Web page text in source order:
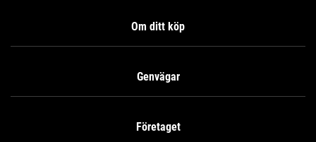
Om ditt köp
Genvägar
Företaget